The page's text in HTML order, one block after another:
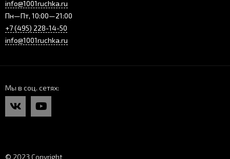
info@1001ruchka.ru
Пн—Пт, 10:00—21:00
+7 (495) 228-14-50
info@1001ruchka.ru
Мы в соц. сетях
© 2023 Copyright